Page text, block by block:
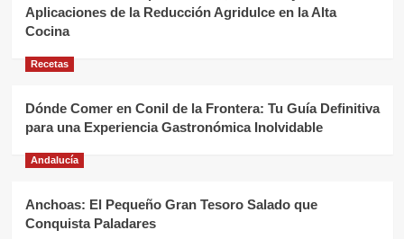
Aplicaciones de la Reducción Agridulce en la Alta
Cocina
Recetas
Dónde Comer en Conil de la Frontera: Tu Guía Definitiva
para una Experiencia Gastronómica Inolvidable
Andalucía
Anchoas: El Pequeño Gran Tesoro Salado que
Conquista Paladares